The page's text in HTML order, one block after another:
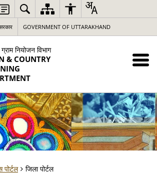
GOVERNMENT OF UTTARAKHAND
नियोजन विभाग
& COUNTRY
जिला पोर्टल